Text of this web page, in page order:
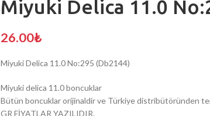
Miyuki Delica 11.0
26.00₺
Miyuki Delica 11.0 No:295 (Db2144)
Miyuki delica 11.0 boncuklar
Bütün boncuklar orijinaldir ve Türkiye distribütöründen
GR FİYATLAR YAZILIDIR.